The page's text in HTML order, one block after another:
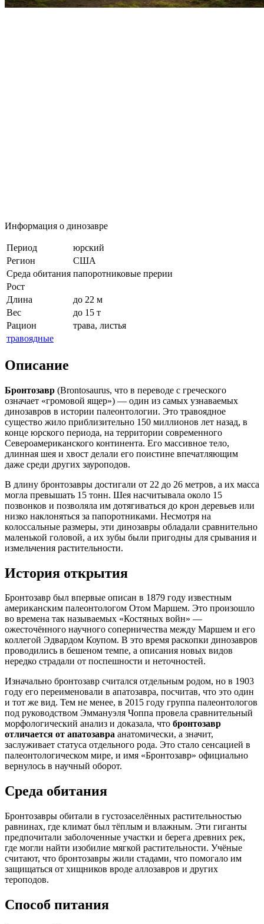
Информация о динозавре
Период
юрский
Регион
США
Среда обитания папоротниковые прерии
Рост
Длина
до 22 м
Вес
до 15 т
Рацион
трава, листья
травоядные
Описание
Бронтозавр (Brontosaurus, что в переводе с греческого
означает «громовой ящер») — один из самых узнаваемых
динозавров в истории палеонтологии. Это травоядное
существо жило приблизительно 150 миллионов лет назад, в
конце юрского периода, на территории современного
Североамериканского континента. Его массивное тело,
длинная шея и хвост делали его поистине впечатляющим
даже среди других зауроподов.
В длину бронтозавры достигали от 22 до 26 метров, а их масса
могла превышать 15 тонн. Шея насчитывала около 15
позвонков и позволяла им дотягиваться до крон деревьев или
низко наклоняться за папоротниками. Несмотря на
колоссальные размеры, эти динозавры обладали сравнительно
маленькой головой, а их зубы были пригодны для срывания и
измельчения растительности.
История открытия
Бронтозавр был впервые описан в 1879 году известным
американским палеонтологом Отом Маршем. Это произошло
во времена так называемых «Костяных войн» —
ожесточённого научного соперничества между Маршем и его
коллегой Эдвардом Коупом. В это время раскопки динозавров
проводились в бешеном темпе, а описания новых видов
нередко страдали от поспешности и неточностей.
Изначально бронтозавр считался отдельным родом, но в 1903
году его переименовали в апатозавра, посчитав, что это один
и тот же вид. Тем не менее, в 2015 году группа палеонтологов
под руководством Эммануэля Чоппа провела сравнительный
морфологический анализ и доказала, что бронтозавр
отличается от апатозавра анатомически, а значит,
заслуживает статуса отдельного рода. Это стало сенсацией в
палеонтологическом мире, и имя «Бронтозавр» официально
вернулось в научный оборот.
Среда обитания
Бронтозавры обитали в густозаселённых растительностью
равнинах, где климат был тёплым и влажным. Эти гиганты
предпочитали заболоченные участки и берега древних рек,
где могли найти изобилие мягкой растительности. Учёные
считают, что бронтозавры жили стадами, что помогало им
защищаться от хищников вроде аллозавров и других
тероподов.
Способ питания